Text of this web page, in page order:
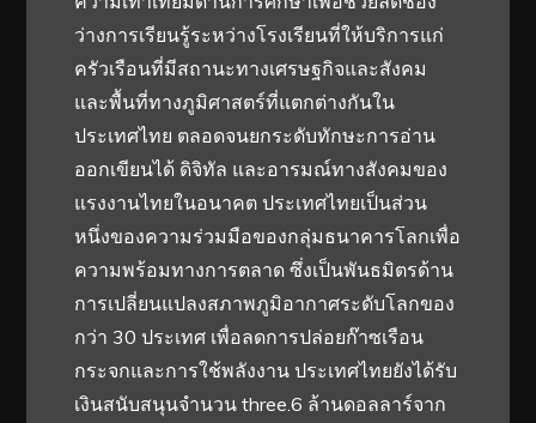
ว่างการเรียนรู้ระหว่างโรงเรียนที่ให้บริการแก่
ครัวเรือนที่มีสถานะทางเศรษฐกิจและสังคม
และพื้นที่ทางภูมิศาสตร์ที่แตกต่างกันใน
ประเทศไทย ตลอดจนยกระดับทักษะการอ่าน
ออกเขียนได้ ดิจิทัล และอารมณ์ทางสังคมของ
แรงงานไทยในอนาคต ประเทศไทยเป็นส่วน
หนึ่งของความร่วมมือของกลุ่มธนาคารโลกเพื่อ
ความพร้อมทางการตลาด ซึ่งเป็นพันธมิตรด้าน
การเปลี่ยนแปลงสภาพภูมิอากาศระดับโลกของ
กว่า 30 ประเทศ เพื่อลดการปล่อยก๊าซเรือน
กระจกและการใช้พลังงาน ประเทศไทยยังได้รับ
เงินสนับสนุนจำนวน three.6 ล้านดอลลาร์จาก